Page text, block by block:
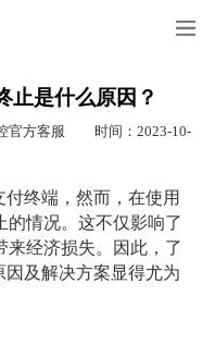
止是什么原因？
官方客服
时间：2023-10-
终端，然而，在使用
的情况。这不仅影响了
来经济损失。因此，了
因及解决方案显得尤为